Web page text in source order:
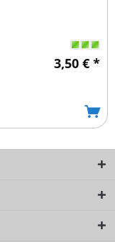
3,50 € *